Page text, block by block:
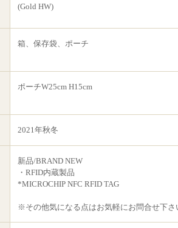
(Gold HW)
箱、保存袋、ポーチ
ポーチW25cm H15cm
2021年秋冬
新品/BRAND NEW
・RFID内蔵製品
*MICROCHIP NFC RFID TAG
※その他気になる点はお気軽にお問合せ下さ